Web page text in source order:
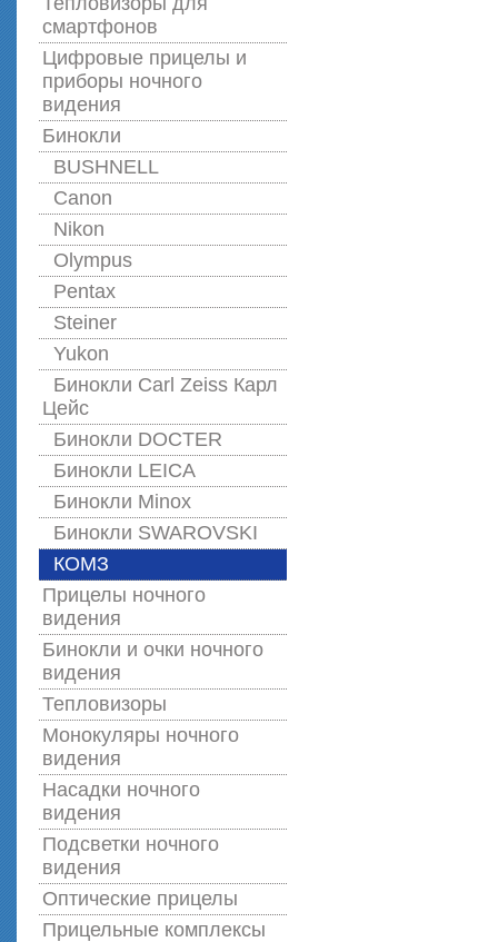
смартфонов
Цифровые прицелы и
приборы ночного
видения
Бинокли
BUSHNELL
Canon
Nikon
Olympus
Pentax
Steiner
Yukon
Бинокли Carl Zeiss Карл
Цейс
Бинокли DOCTER
Бинокли LEICA
Бинокли Minox
Бинокли SWAROVSKI
КОМЗ
Прицелы ночного
видения
Бинокли и очки ночного
видения
Тепловизоры
Монокуляры ночного
видения
Насадки ночного
видения
Подсветки ночного
видения
Оптические прицелы
Прицельные комплексы